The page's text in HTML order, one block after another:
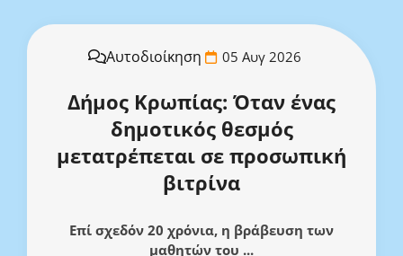
Αυτοδιοίκηση 05 Αυγ 2026
Δήμος Κρωπίας: Όταν ένας
δημοτικός θεσμός
μετατρέπεται σε προσωπική
βιτρίνα
Επί σχεδόν 20 χρόνια, η βράβευση των
μαθητών του ...